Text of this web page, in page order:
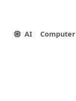
AI Computer